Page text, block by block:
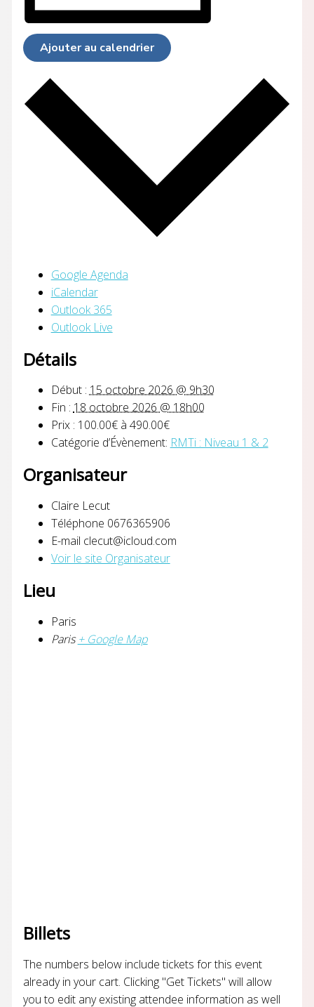
Ajouter au calendrier
Google Agenda
iCalendar
Outlook 365
Outlook Live
Détails
Début : 15 octobre 2026 @ 9h30
Fin : 18 octobre 2026 @ 18h00
Prix : 100.00€ à 490.00€
Catégorie d’Évènement: RMTi : Niveau 1 & 2
Organisateur
Claire Lecut
Téléphone 0676365906
E-mail clecut@icloud.com
Voir le site Organisateur
Lieu
Paris
Paris + Google Map
Billets
The numbers below include tickets for this event
already in your cart. Clicking "Get Tickets" will allow
you to edit any existing attendee information as well